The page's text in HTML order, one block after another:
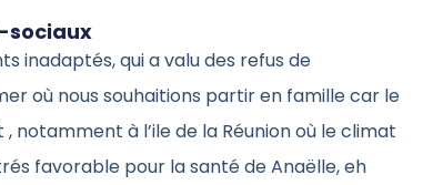
sociaux
inadaptés, qui a valu des refus de
où nous souhaitions partir en famille car le
à l’ile de la Réunion où le climat
favorable pour la santé de Anaëlle, eh